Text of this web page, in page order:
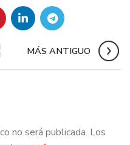
MÁS ANTIGUO
no será publicada. Los